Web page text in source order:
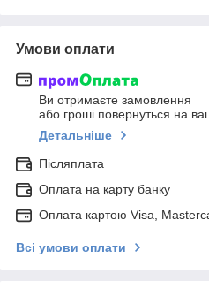
Умови оплати
Ви отримаєте замовлення
або гроші повернуться на
Детальніше
Післяплата
Оплата на карту банку
Оплата картою Visa,
Всі умови оплати